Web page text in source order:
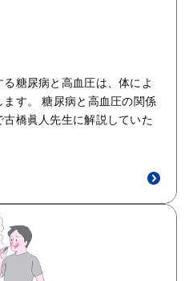
糖尿病と高血圧は、体によ
ます。 糖尿病と高血圧の関係
橋眞人先生に解説していた